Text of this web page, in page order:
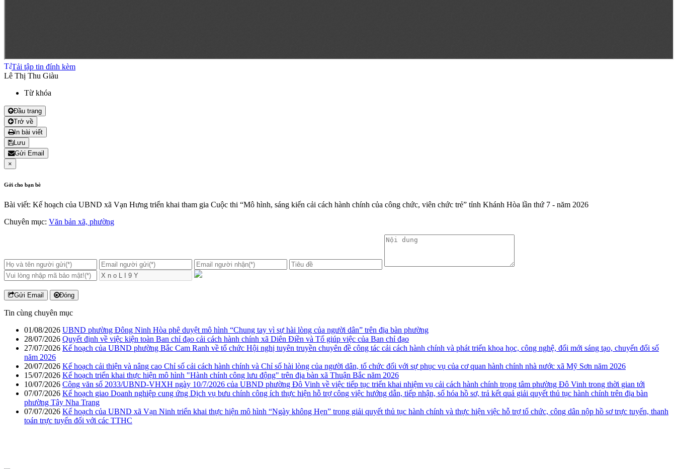
Tải tập tin đính kèm
Lê Thị Thu Giàu
Từ khóa
Đầu trang
Trở về
In bài viết
Lưu
Gửi Email
×
Gởi cho bạn bè
Bài viết: Kế hoạch của UBND xã Vạn Hưng triển khai tham gia Cuộc thi “Mô hình, sáng kiến cải cách hành chính của công chức, viên chức trẻ” tỉnh Khánh Hòa lần thứ 7 - năm 2026
Chuyên mục: Văn bản xã, phường
Gửi Email Đóng
Tin cùng chuyên mục
01/08/2026 UBND phường Đông Ninh Hòa phê duyệt mô hình “Chung tay vì sự hài lòng của người dân” trên địa bàn phường
28/07/2026 Quyết định về việc kiện toàn Ban chỉ đạo cải cách hành chính xã Diên Điền và Tổ giúp việc của Ban chỉ đạo
27/07/2026 Kế hoạch của UBND phường Bắc Cam Ranh về tổ chức Hội nghị tuyên truyền chuyên đề công tác cải cách hành chính và phát triển khoa học, công nghệ, đổi mới sáng tạo, chuyển đổi số
năm 2026
20/07/2026 Kế hoạch cải thiện và nâng cao Chỉ số cải cách hành chính và Chỉ số hài lòng của người dân, tổ chức đối với sự phục vụ của cơ quan hành chính nhà nước xã Mỹ Sơn năm 2026
15/07/2026 Kế hoạch triển khai thực hiện mô hình "Hành chính công lưu động" trên địa bàn xã Thuận Bắc năm 2026
10/07/2026 Công văn số 2033/UBND-VHXH ngày 10/7/2026 của UBND phường Đô Vinh về việc tiếp tục triển khai nhiệm vụ cải cách hành chính trọng tâm phường Đô Vinh trong thời gian tới
07/07/2026 Kế hoạch giao Doanh nghiệp cung ứng Dịch vụ bưu chính công ích thực hiện hỗ trợ công việc hướng dẫn, tiếp nhận, số hóa hồ sơ, trả kết quả giải quyết thủ tục hành chính trên địa bàn
phường Tây Nha Trang
07/07/2026 Kế hoạch của UBND xã Vạn Ninh triển khai thực hiện mô hình “Ngày không Hẹn” trong giải quyết thủ tục hành chính và thực hiện việc hỗ trợ tổ chức, công dân nộp hồ sơ trực tuyến, thanh
toán trực tuyến đối với các TTHC